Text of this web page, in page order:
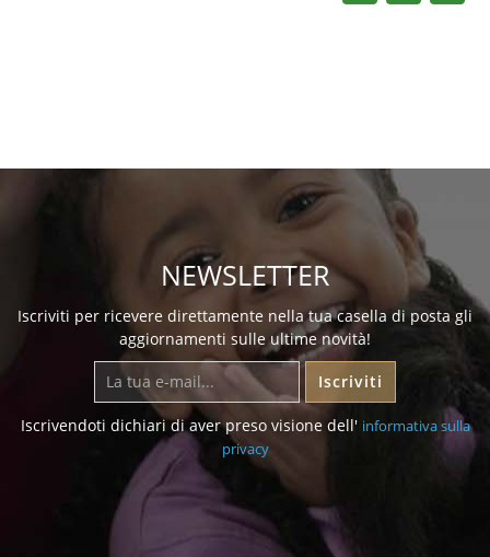
NEWSLETTER
Iscriviti per ricevere direttamente nella tua casella di posta gli
aggiornamenti sulle ultime novità!
Iscriviti
Iscrivendoti dichiari di aver preso visione dell' informativa sulla
privacy